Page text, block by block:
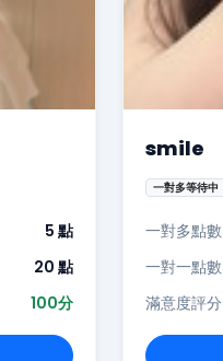
5 點
20 點
100分
smile
一對多等待中
一對多點數
一對一點數
滿意度評分